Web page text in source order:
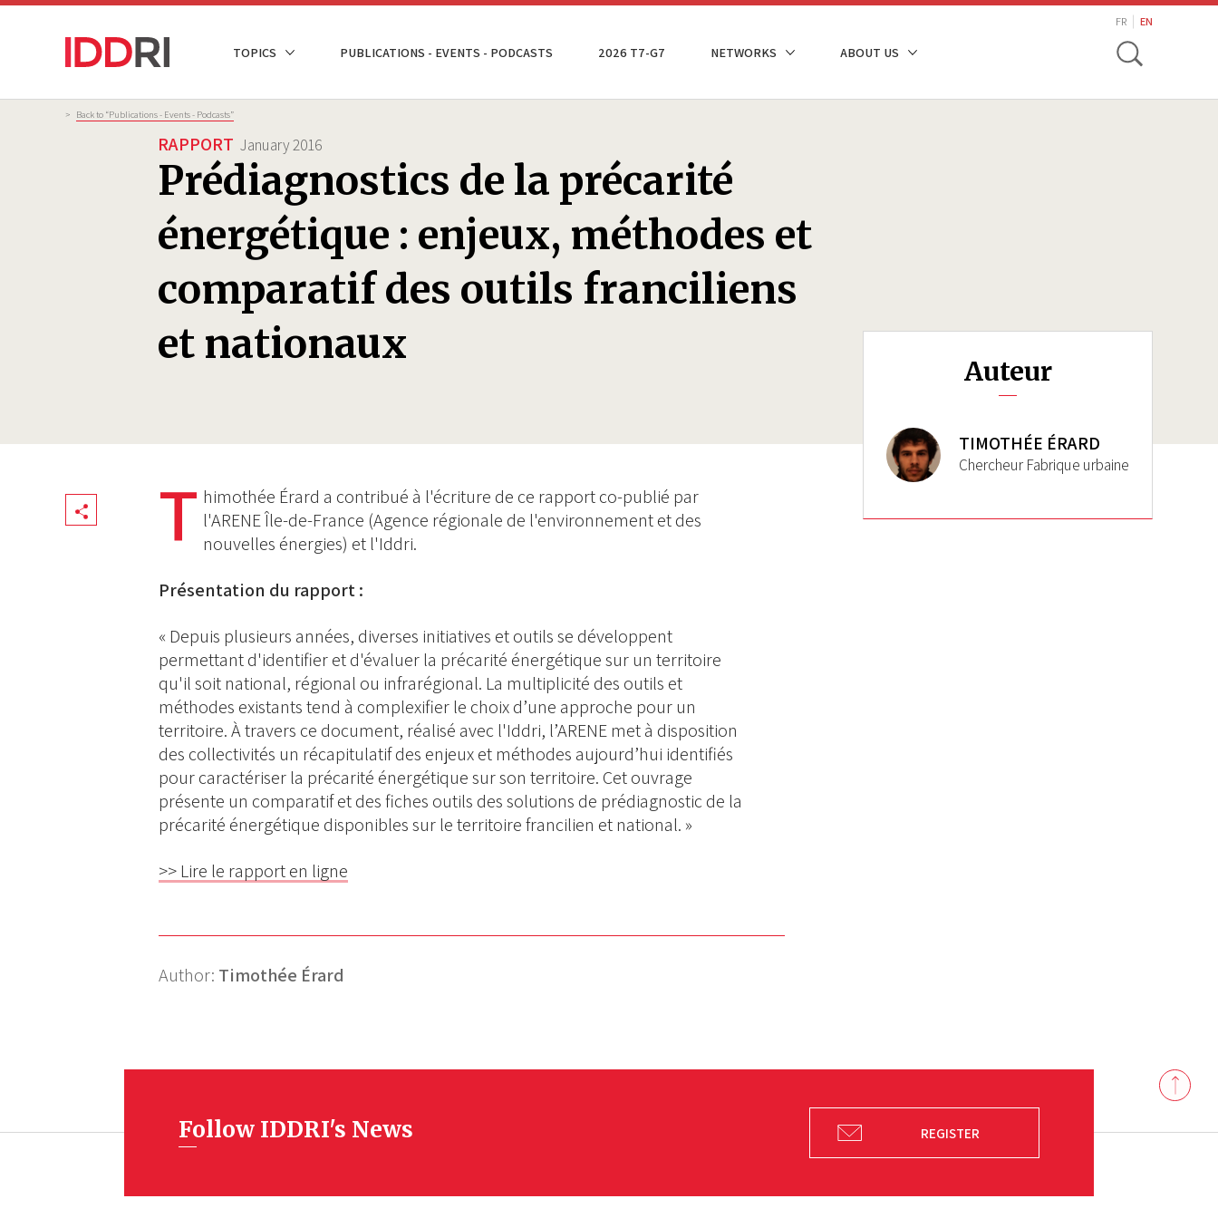
Skip
NAVIGATION
TOPICS PUBLICATIONS - EVENTS - PODCASTS 2026 T7-G7 NETWORKS ABOUT US
FR EN
Toggle
Breadcrumb
> Back to “Publications - Events - Podcasts”
RAPPORT January 2016
Prédiagnostics de la précarité
énergétique : enjeux, méthodes et
comparatif des outils franciliens
et nationaux
Share T himothée Érard a contribué à l'écriture de ce rapport co-publié par
l'ARENE Île-de-France (Agence régionale de l'environnement et des
nouvelles énergies) et l'Iddri.
Présentation du rapport :
« Depuis plusieurs années, diverses initiatives et outils se développent
permettant d'identifier et d'évaluer la précarité énergétique sur un territoire
qu'il soit national, régional ou infrarégional. La multiplicité des outils et
méthodes existants tend à complexifier le choix d’une approche pour un
territoire. À travers ce document, réalisé avec l'Iddri, l’ARENE met à disposition
des collectivités un récapitulatif des enjeux et méthodes aujourd’hui identifiés
pour caractériser la précarité énergétique sur son territoire. Cet ouvrage
présente un comparatif et des fiches outils des solutions de prédiagnostic de la
précarité énergétique disponibles sur le territoire francilien et national. »
>> Lire le rapport en ligne
Author: Timothée Érard
Auteur
TIMOTHÉE ÉRARD
Chercheur Fabrique urbaine
Follow IDDRI's News REGISTER
Back
to
top